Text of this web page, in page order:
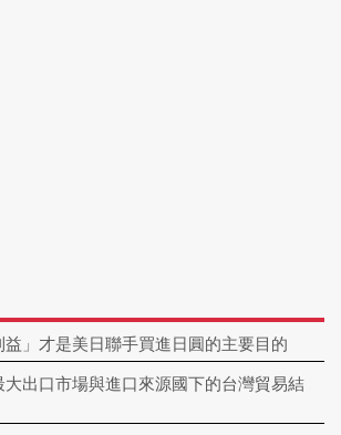
益」才是美日聯手買進日圓的主要目的
大出口市場與進口來源國下的台灣貿易結